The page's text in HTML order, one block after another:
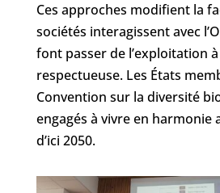
Ces approches modifient la
sociétés interagissent avec
font passer de l’exploitation
respectueuse. Les États
Convention sur la diversité
engagés à vivre en harmonie
d’ici 2050.